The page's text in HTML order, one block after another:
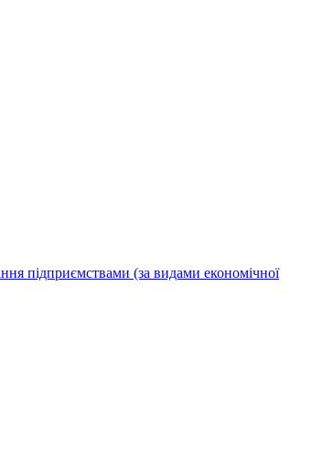
підприємствами (за видами економічної